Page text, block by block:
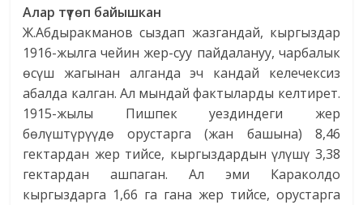
Алар түтөп байышкан
Ж.Абдыракманов сыздап жазгандай, кыргыздар
1916-жылга чейин жер-суу пайдалануу, чарбалык
өсүш жагынан алганда эч кандай келечексиз
абалда калган. Ал мындай фактыларды келтирет.
1915-жылы Пишпек уездиндеги жер
бөлүштүрүүдө орустарга (жан башына) 8,46
гектардан жер тийсе, кыргыздардын үлүшү 3,38
гектардан ашпаган. Ал эми Караколдо
кыргыздарга 1,66 га гана жер тийсе, орустарга